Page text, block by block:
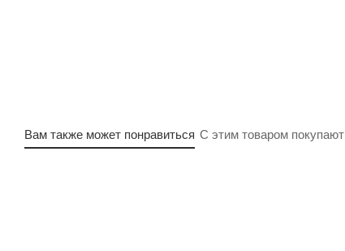
Вам также может понравиться С этим товаром покупают